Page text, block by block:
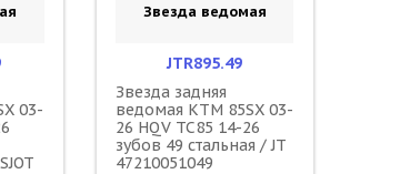
03-
Звезда ведомая
JTR895.49
Звезда задняя
ведомая KTM 85SX 03-
26 HQV TC85 14-26
зубов 49 стальная / JT
47210051049